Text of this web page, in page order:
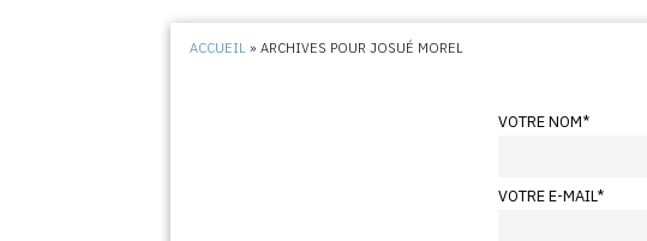
ACCUEIL »ARCHIVES POUR JOSUÉ MOREL
VOTRE NOM*
VOTRE E-MAIL*